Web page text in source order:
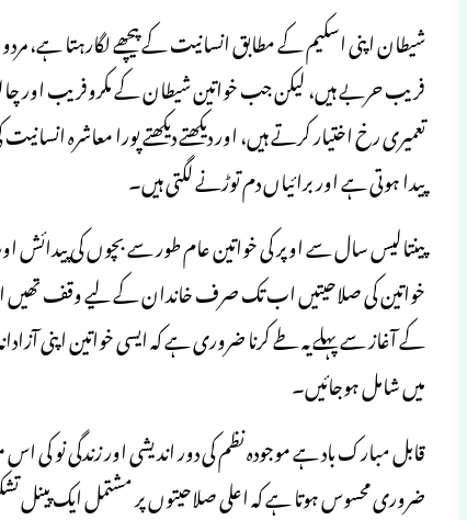
شیطان اپنی اسکیم کے مطابق انسانیت کے پیچھے لگارہتا
فریب حربے ہیں، لیکن جب خواتین شیطان کے مکروفریب اور
تعمیری رخ اختیار کرتے ہیں، اور دیکھتے دیکھتے پورا معاشرہ
پیدا ہوتی ہے اور برائیاں دم توڑنے لگتی ہیں۔
پینتالیس سال سے اوپر کی خواتین عام طور سے بچوں کی
خواتین کی صلاحیتیں اب تک صرف خاندان کے لیے وقف تھیں
کے آغاز سے پہلے یہ طے کرنا ضروری ہے کہ ایسی خواتین اپنی
میں شامل ہوجائیں۔
قابل مبارک باد ہے موجودہ نظم کی دور اندیشی اور زندگی نو
ضروری محسوس ہوتا ہے کہ اعلی صلاحیتوں پر مشتمل ایک پینل